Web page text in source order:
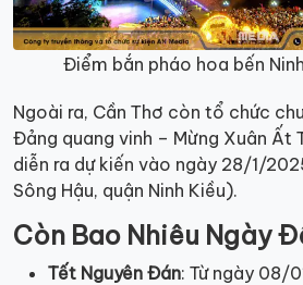
Điểm bắn pháo hoa bến
Ngoài ra, Cần Thơ còn tổ chức
Đảng quang vinh – Mừng Xuân Ất
diễn ra dự kiến vào ngày 28/1/
Sông Hậu, quận Ninh Kiều).
Còn Bao Nhiêu Ngày
Tết Nguyên Đán: Từ ngày 08/